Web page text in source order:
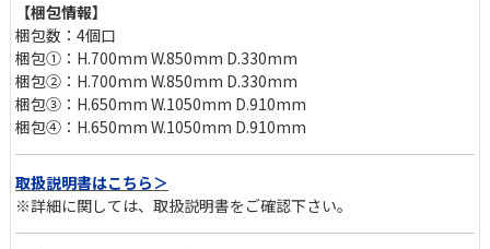
【梱包情報】
梱包数：4個口
梱包①：H.700mm W.850mm D.330mm
梱包②：H.700mm W.850mm D.330mm
梱包③：H.650mm W.1050mm D.910mm
梱包④：H.650mm W.1050mm D.910mm
取扱説明書はこちら＞
※詳細に関しては、取扱説明書をご確認下さい。